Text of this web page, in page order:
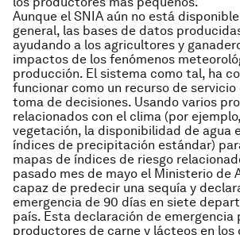
Aunque el SNIA aún no está
general, las bases de datos
ayudando a los agricultores y
impactos de los fenómenos
producción. El sistema como tal, ha
funcionar como un recurso de
toma de decisiones. Usando varios
relacionados con el clima (por
vegetación, la disponibilidad de agua
índices de precipitación estándar)
mapas de índices de riesgo
pasado mes de mayo el Ministerio de
capaz de predecir una sequía y
emergencia de 90 días en siete
país. Esta declaración de emergencia
productores de carne y lácteos en